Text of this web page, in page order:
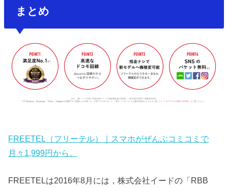
まとめ
FREETEL（フリーテル）｜スマホがぜんぶコミコミで
月々1,999円から。
FREETELは2016年8月には，株式会社イードの「RBB